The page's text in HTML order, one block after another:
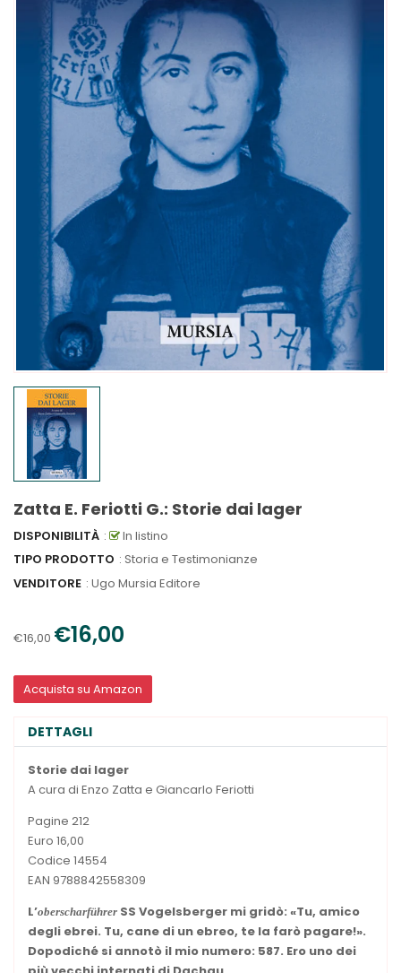
Zatta E. Feriotti G.: Storie dai lager
DISPONIBILITÀ :
In listino
TIPO PRODOTTO : Storia e Testimonianze
VENDITORE : Ugo Mursia Editore
€16,00 €16,00
Acquista su Amazon
DETTAGLI
Storie dai lager
A cura di Enzo Zatta e Giancarlo Feriotti
Pagine 212
Euro 16,00
Codice 14554
EAN 9788842558309
L’oberscharführer SS Vogelsberger mi gridò: «Tu, amico
degli ebrei. Tu, cane di un ebreo, te la farò pagare!».
Dopodiché si annotò il mio numero: 587. Ero uno dei